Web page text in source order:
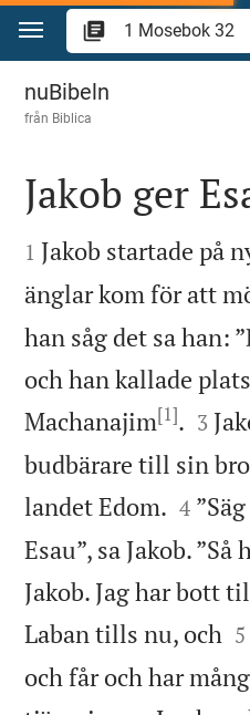
Hoppa till innehåll
1 Mosebok 32
nuBibeln
från Biblica

Jakob ger

1 Jakob startade på
änglar kom för att
han såg det sa han:
och han kallade
Machanajim[1]. 

3
budbärare till sin
landet Edom. 

4
Esau”, sa Jakob.
Jakob. Jag har bott
Laban tills nu, och 
5
och får och har